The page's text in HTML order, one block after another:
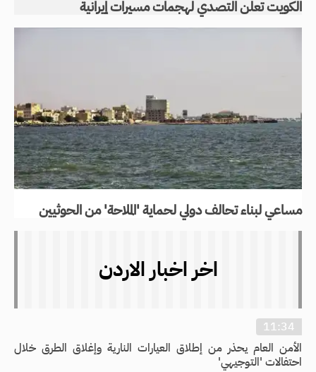
الكويت تعلن التصدي لهجمات مسيرات إيرانية
مساعي لبناء تحالف دولي لحماية 'الملاحة' من الحوثيين
اخر اخبار الاردن
11:34
الأمن العام يحذر من إطلاق العيارات النارية وإغلاق الطرق خلال
احتفالات 'التوجيهي'